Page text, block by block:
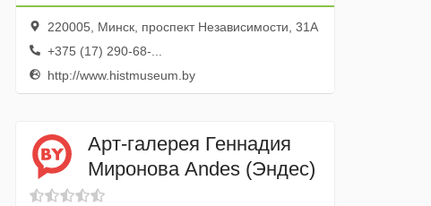
Исторического Музея
Беларуси
220005, Минск, проспект Независимости, 31А
+375 (17) 290-68-...
http://www.histmuseum.by
Арт-галерея Геннадия
Миронова Andes (Эндес)